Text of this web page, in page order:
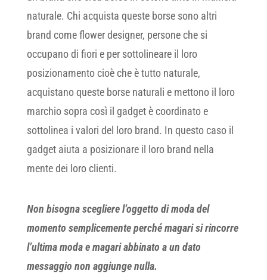
naturale. Chi acquista queste borse sono altri
brand come flower designer, persone che si
occupano di fiori e per sottolineare il loro
posizionamento cioè che è tutto naturale,
acquistano queste borse naturali e mettono il loro
marchio sopra così il gadget è coordinato e
sottolinea i valori del loro brand. In questo caso il
gadget aiuta a posizionare il loro brand nella
mente dei loro clienti.
Non bisogna scegliere l’oggetto di moda del
momento semplicemente perché magari si rincorre
l’ultima moda e magari abbinato a un dato
messaggio non aggiunge nulla.